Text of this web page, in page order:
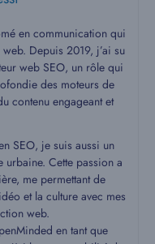
en communication qui
Depuis 2019, j’ai su
web SEO, un rôle qui
des moteurs de
contenu engageant et
SEO, je suis aussi un
urbaine. Cette passion a
me permettant de
et la culture avec mes
web.
en tant que